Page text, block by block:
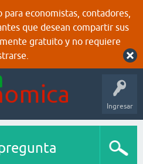
economistas, contadores,
que desean compartir sus
gratuito y no requiere
Ingresar